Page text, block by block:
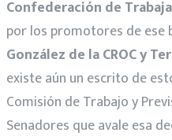
Confederación de
por los promotores de ese
González de la CROC y
existe aún un escrito de
Comisión de Trabajo y
Senadores que avale esa